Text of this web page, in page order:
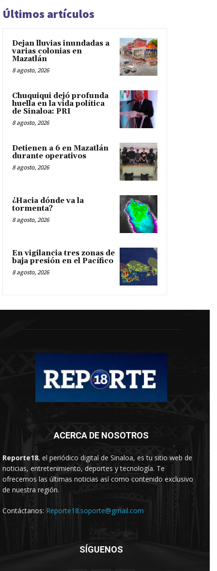
Últimos artículos
Dejan lluvias inundadas a
varias colonias en
Mazatlán
8 agosto, 2026
Chuquiqui dejó profunda
huella en la vida política
de Sinaloa: PRI
8 agosto, 2026
Detienen a 6 en Mazatlán
durante operativos
8 agosto, 2026
¿Hacia dónde va la
tormenta?
8 agosto, 2026
En vigilancia tres zonas de
baja presión en el Pacífico
8 agosto, 2026
ACERCA DE NOSOTROS
Reporte18, el periódico digital de Sinaloa, es tu sitio web de
noticias, entretenimiento, deportes y tecnología. Te
ofrecemos las últimas noticias así como contenido exclusivo
de nuestra región.
Contáctanos: Reporte18.soporte@gmail.com
SÍGUENOS